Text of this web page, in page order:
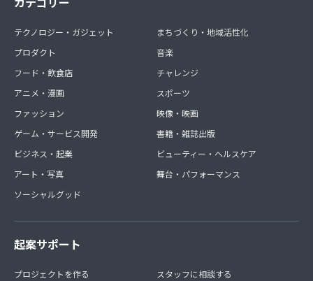
テクノロジー・ガジェット
プロダクト
フード・飲食店
アニメ・漫画
ファッション
ゲーム・サービス開発
ビジネス・起業
アート・写真
ソーシャルグッド
まちづくり・地域活性化
音楽
チャレンジ
スポーツ
映像・映画
書籍・雑誌出版
ビューティー・ヘルスケア
舞台・パフォーマンス
起案サポート
プロジェクトを作る
スタッフに相談する